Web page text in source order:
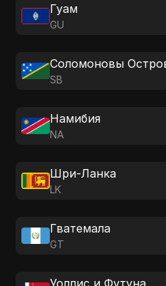
Гуам
GU
Соломоновы
SB
Намибия
NA
Шри-Ланка
LK
Гватемала
GT
Уоллис и Футуна